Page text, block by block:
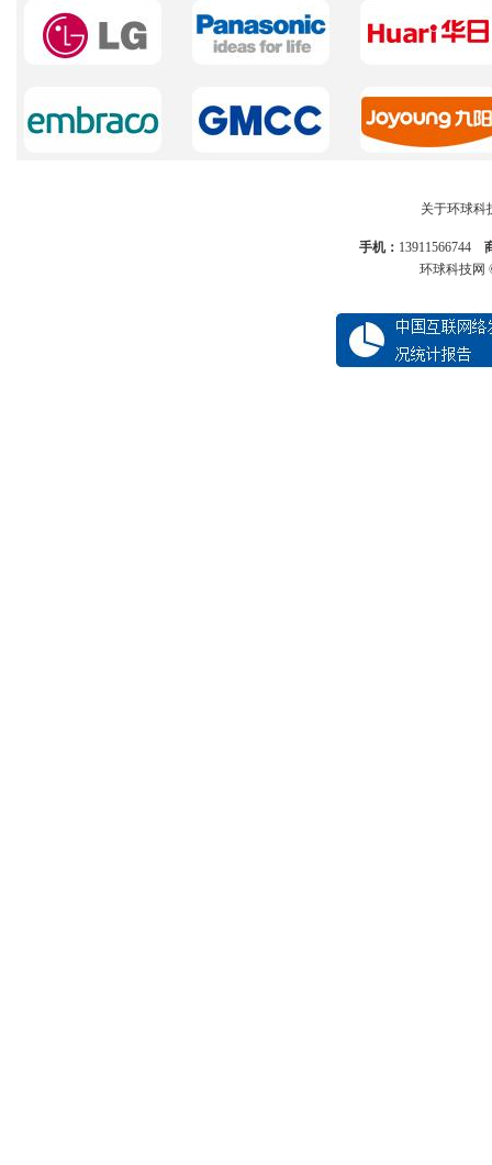
关于环球科
手机： 13911566744
环球科技网